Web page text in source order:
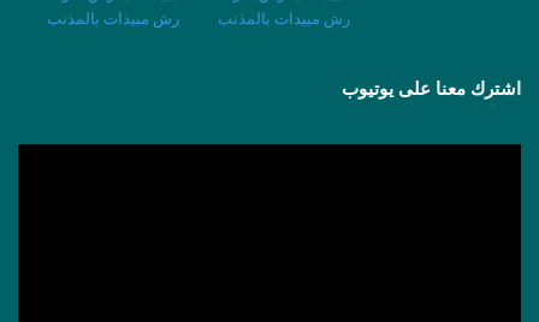
اشترك معنا على يوتيوب